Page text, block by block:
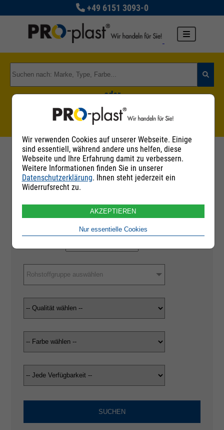
+49 6151 3093-0
oder
Zu den Rohstoffgruppen
Filter
Rohstoffgruppe auswählen
SUCHEN
Wir verwenden Cookies auf unserer Webseite. Einige
sind essentiell, während andere uns helfen, diese
Webseite und Ihre Erfahrung damit zu verbessern.
Weitere Informationen finden Sie in unserer
Datenschutzerklärung. Ihnen steht jederzeit ein
Widerrufsrecht zu.
AKZEPTIEREN
Nur essentielle Cookies